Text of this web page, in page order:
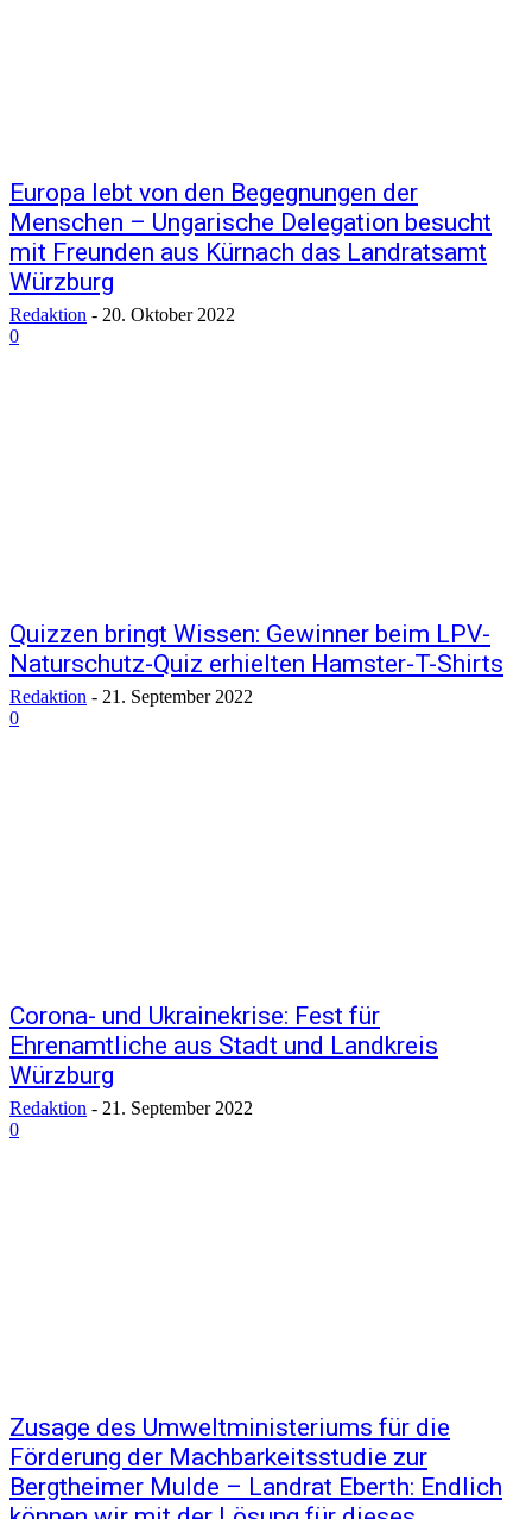
Europa lebt von den Begegnungen der
Menschen – Ungarische Delegation besucht
mit Freunden aus Kürnach das Landratsamt
Würzburg
Redaktion - 20. Oktober 2022
0
Quizzen bringt Wissen: Gewinner beim LPV-
Naturschutz-Quiz erhielten Hamster-T-Shirts
Redaktion - 21. September 2022
0
Corona- und Ukrainekrise: Fest für
Ehrenamtliche aus Stadt und Landkreis
Würzburg
Redaktion - 21. September 2022
0
Zusage des Umweltministeriums für die
Förderung der Machbarkeitsstudie zur
Bergtheimer Mulde – Landrat Eberth: Endlich